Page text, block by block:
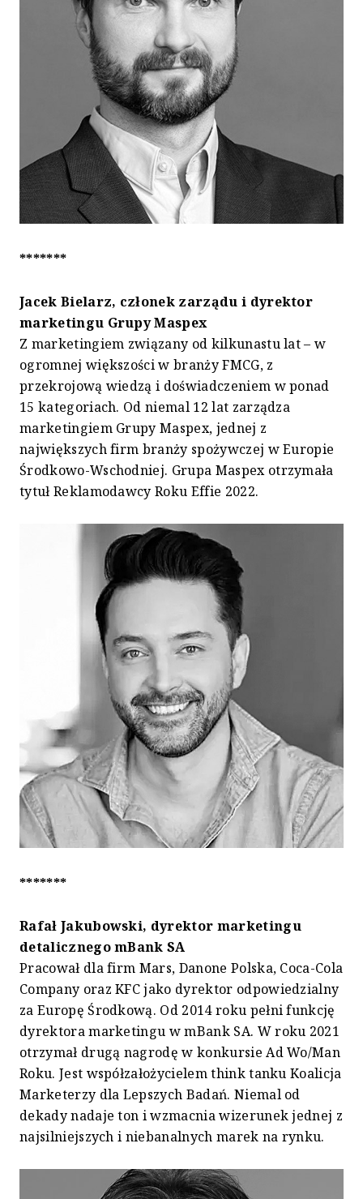
*******
Jacek Bielarz, członek zarządu i dyrektor
marketingu Grupy Maspex
Z marketingiem związany od kilkunastu lat – w
ogromnej większości w branży FMCG, z
przekrojową wiedzą i doświadczeniem w ponad
15 kategoriach. Od niemal 12 lat zarządza
marketingiem Grupy Maspex, jednej z
największych firm branży spożywczej w Europie
Środkowo-Wschodniej. Grupa Maspex otrzymała
tytuł Reklamodawcy Roku Effie 2022.
*******
Rafał Jakubowski, dyrektor marketingu
detalicznego mBank SA
Pracował dla firm Mars, Danone Polska, Coca-Cola
Company oraz KFC jako dyrektor odpowiedzialny
za Europę Środkową. Od 2014 roku pełni funkcję
dyrektora marketingu w mBank SA. W roku 2021
otrzymał drugą nagrodę w konkursie Ad Wo/Man
Roku. Jest współzałożycielem think tanku Koalicja
Marketerzy dla Lepszych Badań. Niemal od
dekady nadaje ton i wzmacnia wizerunek jednej z
najsilniejszych i niebanalnych marek na rynku.